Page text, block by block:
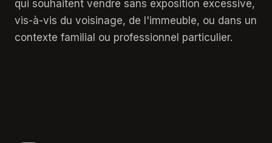
qui souhaitent vendre sans exposition excessive,
vis-à-vis du voisinage, de l'immeuble, ou dans un
contexte familial ou professionnel particulier.